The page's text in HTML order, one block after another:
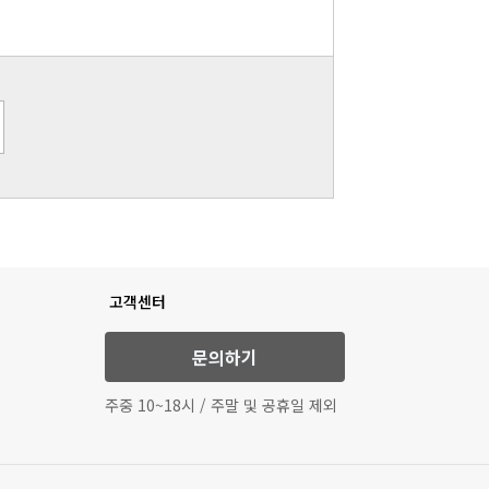
고객센터
문의하기
주중 10~18시 / 주말 및 공휴일 제외